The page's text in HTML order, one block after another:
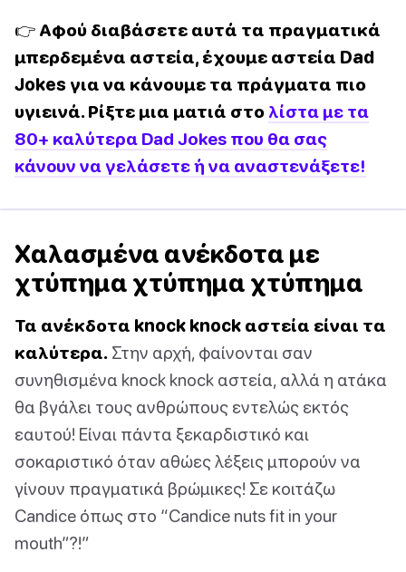
👉 Αφού διαβάσετε αυτά τα πραγματικά
μπερδεμένα αστεία, έχουμε αστεία Dad
Jokes για να κάνουμε τα πράγματα πιο
υγιεινά. Ρίξτε μια ματιά στο λίστα με τα
80+ καλύτερα Dad Jokes που θα σας
κάνουν να γελάσετε ή να αναστενάξετε!
Χαλασμένα ανέκδοτα με
χτύπημα χτύπημα χτύπημα
Τα ανέκδοτα knock knock αστεία είναι τα
καλύτερα. Στην αρχή, φαίνονται σαν
συνηθισμένα knock knock αστεία, αλλά η ατάκα
θα βγάλει τους ανθρώπους εντελώς εκτός
εαυτού! Είναι πάντα ξεκαρδιστικό και
σοκαριστικό όταν αθώες λέξεις μπορούν να
γίνουν πραγματικά βρώμικες! Σε κοιτάζω
Candice όπως στο “Candice nuts fit in your
mouth”?!”